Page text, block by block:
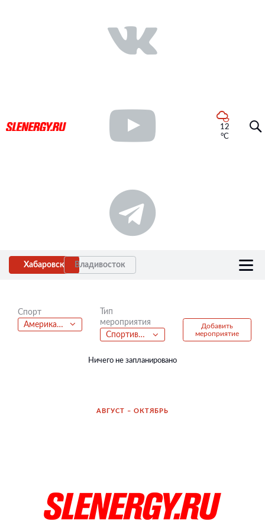
12
°C
Хабаровск Владивосток
Спорт
Американский футбол
Тип
мероприятия
Спортивно-развлекательная вечеринка
Добавить
мероприятие
Ничего не запланировано
АВГУСТ – ОКТЯБРЬ